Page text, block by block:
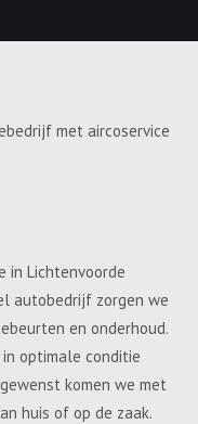
met aircoservice
in Lichtenvoorde
autobedrijf zorgen we
en onderhoud.
optimale conditie
komen we met
huis of op de zaak.